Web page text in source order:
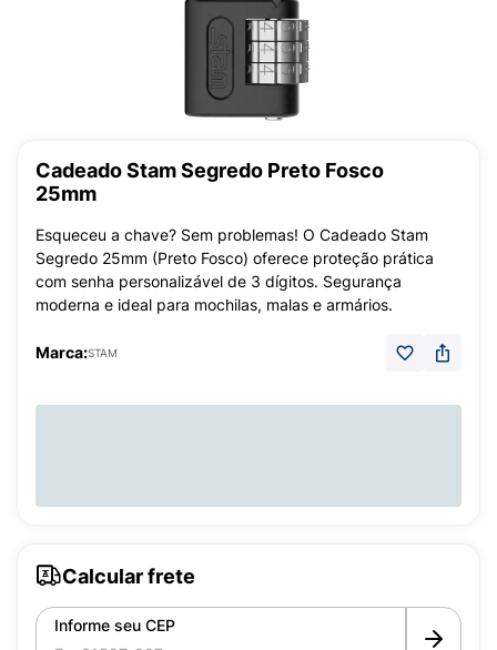
Cadeado Stam Segredo Preto Fosco
25mm
Esqueceu a chave? Sem problemas! O Cadeado Stam
Segredo 25mm (Preto Fosco) oferece proteção prática
com senha personalizável de 3 dígitos. Segurança
moderna e ideal para mochilas, malas e armários.
Marca:STAM
Calcular frete
Informe seu CEP